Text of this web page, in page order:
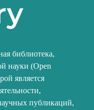
библиотека,
науки (Open
является
публикаций,